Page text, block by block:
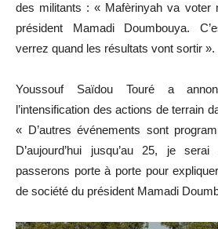
des militants : « Mafèrinyah va voter
président Mamadi Doumbouya.
verrez quand les résultats vont sortir ».
Youssouf Saïdou Touré a
l’intensification des actions de terrain
« D’autres événements sont
D’aujourd’hui jusqu’au 25, je
passerons porte à porte pour
de société du président Mamadi